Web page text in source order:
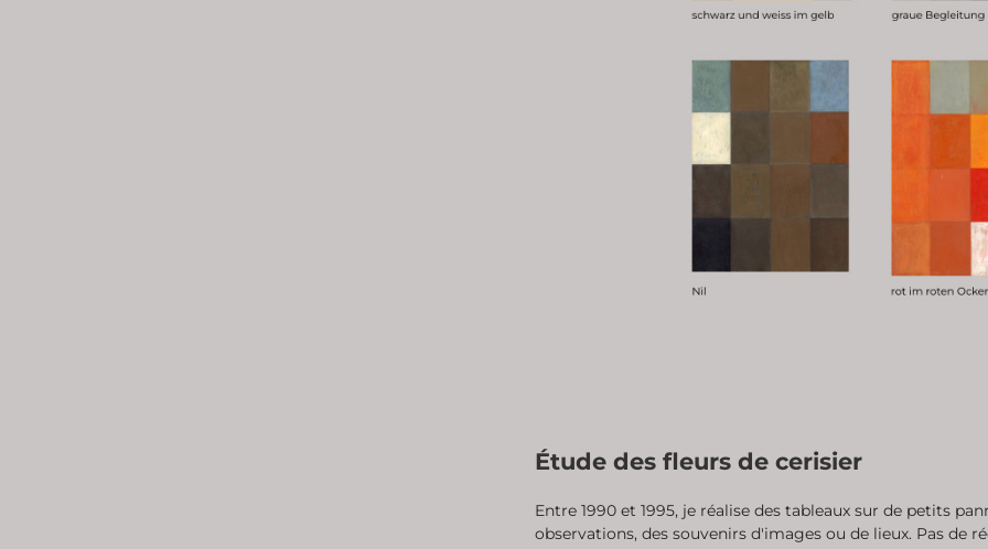
Étude des fleurs de cerisier
Entre 1990 et 1995, je réalise des tableaux sur de petits
observations, des souvenirs d'images ou de lieux. Pas de